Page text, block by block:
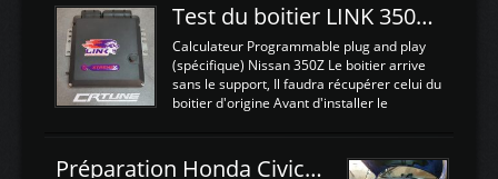
Test du boitier LINK 350Z Plugin ECU
Calculateur Programmable plug and play
(spécifique) Nissan 350Z Le boitier arrive
sans le support, Il faudra récupérer celui du
boitier d'origine Avant d'installer le
d'envoyer l'information de la large bande
Préparation Honda Civic Type R FK2